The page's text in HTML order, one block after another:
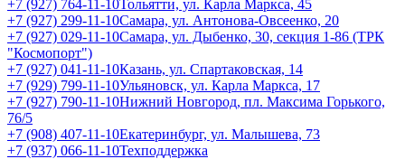
+7 (927) 764-11-10Тольятти, ул. Карла Маркса, 45
+7 (927) 299-11-10Самара, ул. Антонова-Овсеенко, 20
+7 (927) 029-11-10Самара, ул. Дыбенко, 30, секция 1-86 (ТРК
"Космопорт")
+7 (927) 041-11-10Казань, ул. Спартаковская, 14
+7 (929) 799-11-10Ульяновск, ул. Карла Маркса, 17
+7 (927) 790-11-10Нижний Новгород, пл. Максима Горького,
76/5
+7 (908) 407-11-10Екатеринбург, ул. Малышева, 73
+7 (937) 066-11-10Техподдержка